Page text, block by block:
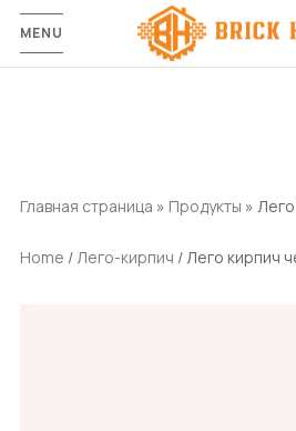
MENU
Главная страница » Продукты »
Home /Лего-кирпич / Лего кирпич